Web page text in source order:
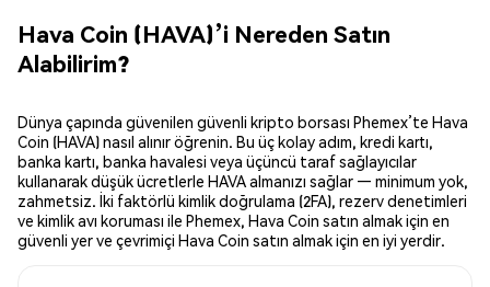
Hava Coin (HAVA)’i Nereden Satın
Alabilirim?
Dünya çapında güvenilen güvenli kripto borsası Phemex’te Hava
Coin (HAVA) nasıl alınır öğrenin. Bu üç kolay adım, kredi kartı,
banka kartı, banka havalesi veya üçüncü taraf sağlayıcılar
kullanarak düşük ücretlerle HAVA almanızı sağlar — minimum yok,
zahmetsiz. İki faktörlü kimlik doğrulama (2FA), rezerv denetimleri
ve kimlik avı koruması ile Phemex, Hava Coin satın almak için en
güvenli yer ve çevrimiçi Hava Coin satın almak için en iyi yerdir.